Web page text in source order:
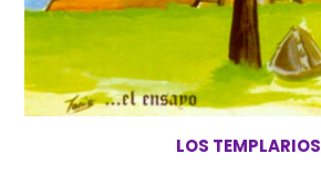
LOS TEMPLARIOS